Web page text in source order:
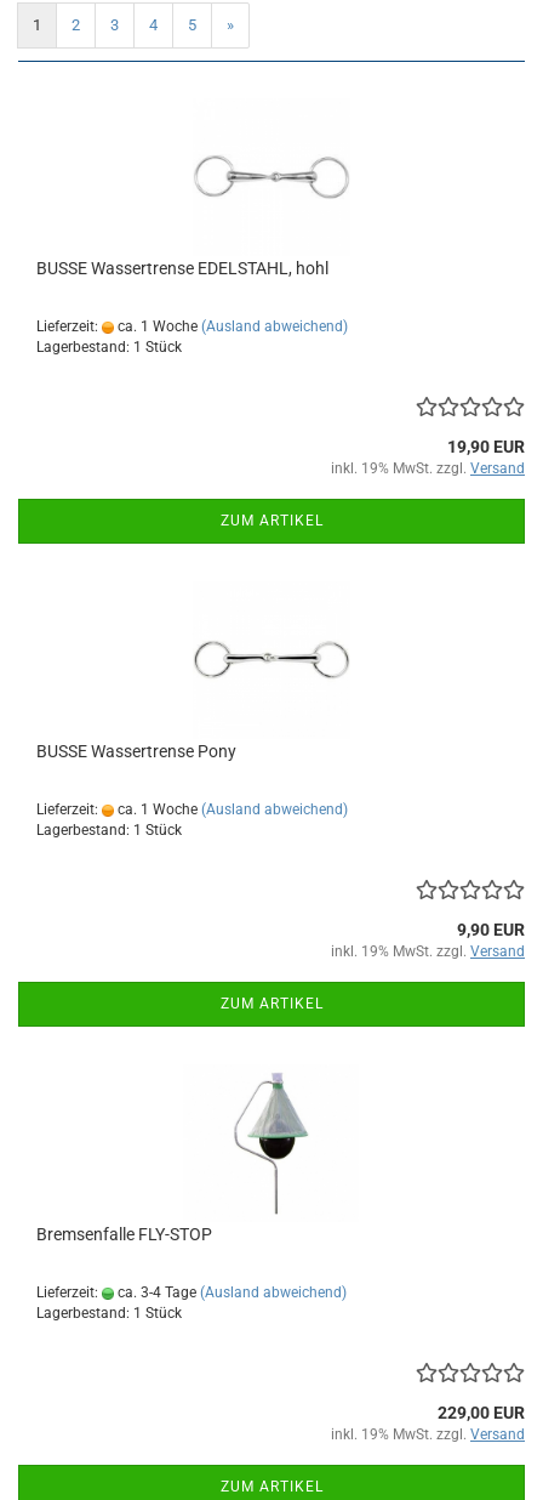
1 2 3 4 5 »
BUSSE Wassertrense EDELSTAHL, hohl
Lieferzeit: ca. 1 Woche (Ausland abweichend)
Lagerbestand: 1 Stück
19,90 EUR
inkl. 19% MwSt. zzgl. Versand
ZUM ARTIKEL
BUSSE Wassertrense Pony
Lieferzeit: ca. 1 Woche (Ausland abweichend)
Lagerbestand: 1 Stück
9,90 EUR
inkl. 19% MwSt. zzgl. Versand
ZUM ARTIKEL
Bremsenfalle FLY-STOP
Lieferzeit: ca. 3-4 Tage (Ausland abweichend)
Lagerbestand: 1 Stück
229,00 EUR
inkl. 19% MwSt. zzgl. Versand
ZUM ARTIKEL